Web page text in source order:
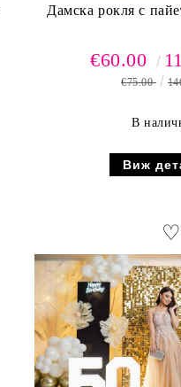
Дамска рокля с
€60.00
€75.00
В
Виж
♡